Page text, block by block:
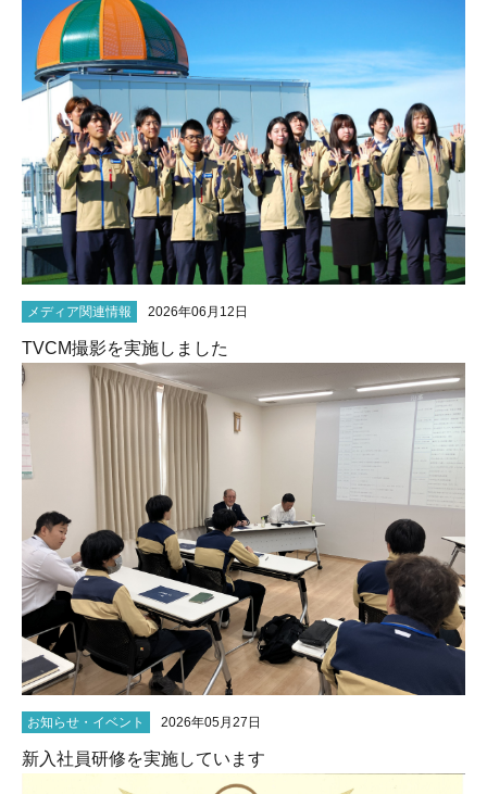
メディア関連情報 2026年06月12日
TVCM撮影を実施しました
お知らせ・イベント 2026年05月27日
新入社員研修を実施しています